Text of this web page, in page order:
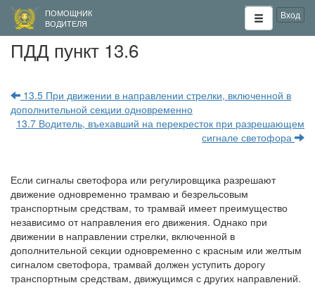
ПОМОЩНИК
ВОДИТЕЛЯ
Вход
ПДД пункт 13.6
13.5 При движении в направлении стрелки, включенной в
дополнительной секции одновременно
13.7 Водитель, въехавший на перекресток при разрешающем
сигнале светофора
Если сигналы светофора или регулировщика разрешают
движение одновременно трамваю и безрельсовым
транспортным средствам, то трамвай имеет преимущество
независимо от направления его движения. Однако при
движении в направлении стрелки, включенной в
дополнительной секции одновременно с красным или желтым
сигналом светофора, трамвай должен уступить дорогу
транспортным средствам, движущимся с других направлений.